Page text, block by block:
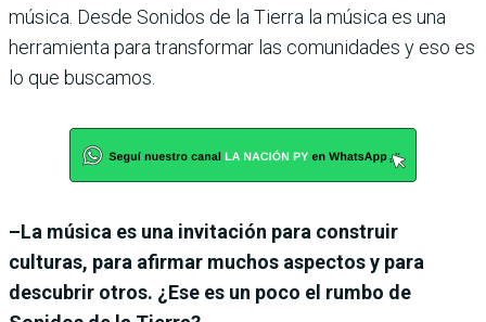
música. Desde Sonidos de la Tierra la música es una
herramienta para transformar las comunidades y eso es
lo que buscamos.
–La música es una invitación para construir
culturas, para afirmar muchos aspectos y para
descubrir otros. ¿Ese es un poco el rumbo de